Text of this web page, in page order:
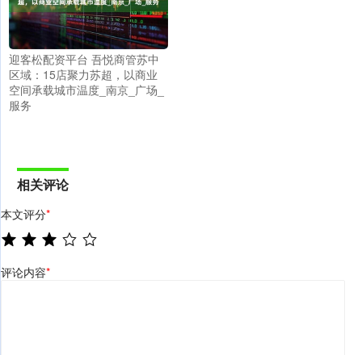
迎客松配资平台 吾悦商管苏中
区域：15店聚力苏超，以商业
空间承载城市温度_南京_广场_
服务
相关评论
本文评分*
评论内容*